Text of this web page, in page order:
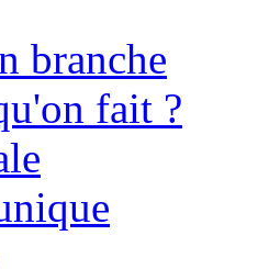
branche
fait ?